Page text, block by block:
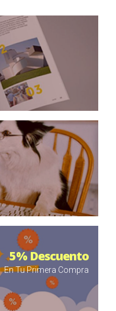
5% Descuento
En Tu Primera Compra